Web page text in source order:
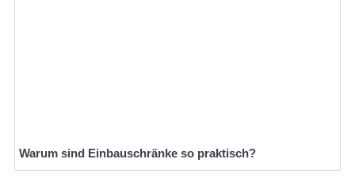
Warum sind Einbauschränke so praktisch?